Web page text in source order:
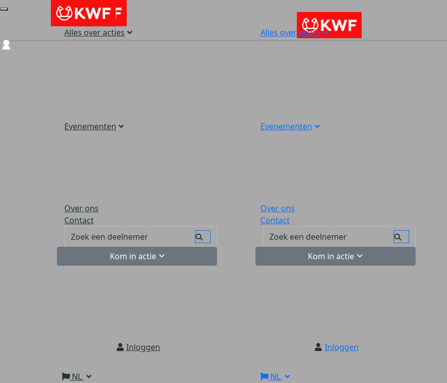
Alles over acties
Evenementen
Over ons
Contact
Kom in actie
Inloggen
NL
Alles over acties
Evenementen
Over ons
Contact
Kom in actie
Inloggen
NL